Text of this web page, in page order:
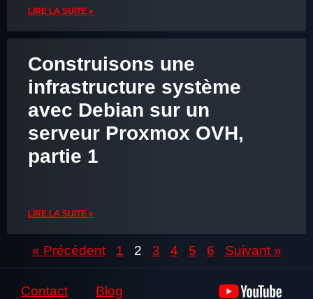
LIRE LA SUITE »
Construisons une
infrastructure système
avec Debian sur un
serveur Proxmox OVH,
partie 1
LIRE LA SUITE »
« Précédent 1 2 3 4 5 6 Suivant »
Contact Blog